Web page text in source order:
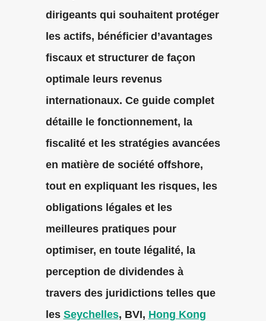
dirigeants qui souhaitent protéger
les actifs, bénéficier d’avantages
fiscaux et structurer de façon
optimale leurs revenus
internationaux. Ce guide complet
détaille le fonctionnement, la
fiscalité et les stratégies avancées
en matière de société offshore,
tout en expliquant les risques, les
obligations légales et les
meilleures pratiques pour
optimiser, en toute légalité, la
perception de dividendes à
travers des juridictions telles que
les Seychelles, BVI, Hong Kong